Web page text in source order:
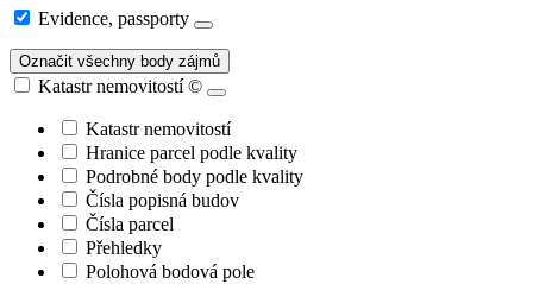
Evidence, passporty
Označit všechny body zájmů
Katastr nemovitostí©
Katastr nemovitostí
Hranice parcel podle kvality
Podrobné body podle kvality
Čísla popisná budov
Čísla parcel
Přehledky
Polohová bodová pole